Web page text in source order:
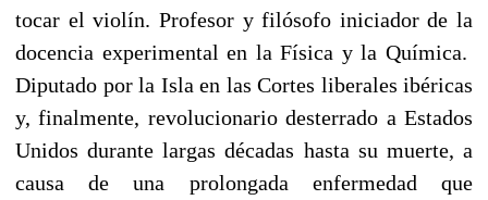
tocar el violín. Profesor y filósofo iniciador de la
docencia experimental en la Física y la Química.
Diputado por la Isla en las Cortes liberales ibéricas
y, finalmente, revolucionario desterrado a Estados
Unidos durante largas décadas hasta su muerte, a
causa de una prolongada enfermedad que